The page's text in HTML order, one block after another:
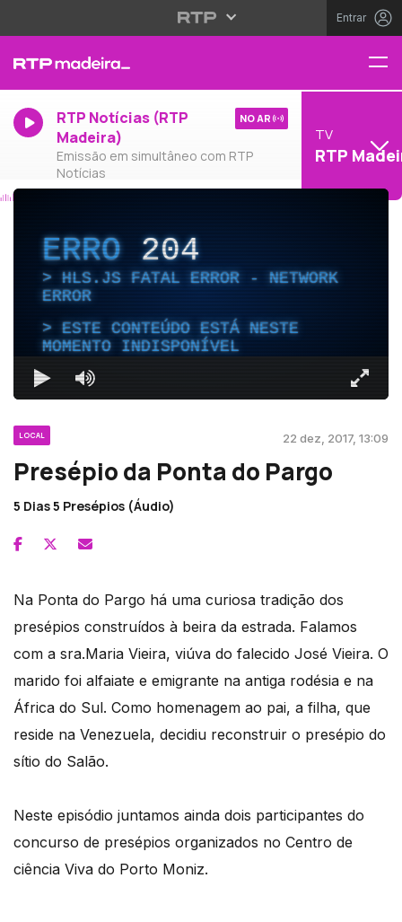
Entrar
RTP Notícias (RTP
Madeira)
Emissão em simultâneo com RTP
Notícias
NO AR
TV
RTP
ERRO204
HLS.JS FATAL ERROR - NETWORK
ERROR
ESTE CONTEÚDO ESTÁ NESTE
MOMENTO INDISPONÍVEL
LOCAL 22 dez, 2017, 13:09
Presépio da Ponta do Pargo
5 Dias 5 Presépios (Áudio)
Na Ponta do Pargo há uma curiosa tradição dos
presépios construídos à beira da estrada. Falamos
com a sra.Maria Vieira, viúva do falecido José Vieira. O
marido foi alfaiate e emigrante na antiga rodésia e na
África do Sul. Como homenagem ao pai, a filha, que
reside na Venezuela, decidiu reconstruir o presépio do
sítio do Salão.
Neste episódio juntamos ainda dois participantes do
concurso de presépios organizados no Centro de
ciência Viva do Porto Moniz.